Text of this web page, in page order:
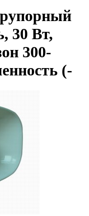
30 Вт,
300-
(-